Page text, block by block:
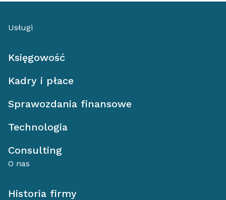
Usługi
Księgowość
Kadry i płace
Sprawozdania finansowe
Technologia
Consulting
O nas
Historia firmy